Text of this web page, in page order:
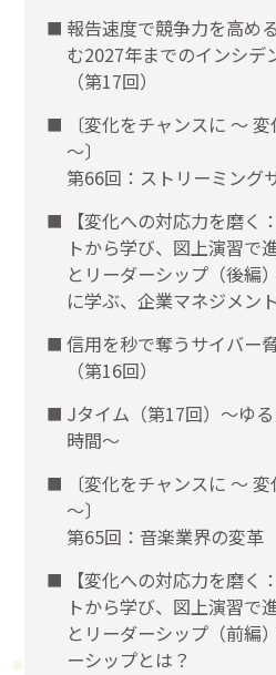
報告速度で競争力を高め
む2027年までのインシデ
（第17回）
〔変化をチャンスに 〜
〜〕
第66回：ストリーミング
【変化への対応力を磨く
トから学び、図上演習で
とリーダーシップ（後編
に学ぶ、企業マネジメン
信用を秒で奪うサイバー
（第16回）
Jタイム（第17回）～ゆ
時間～
〔変化をチャンスに 〜
〜〕
第65回：音楽業界の変革
【変化への対応力を磨く
トから学び、図上演習で
とリーダーシップ（前編
ーシップとは？